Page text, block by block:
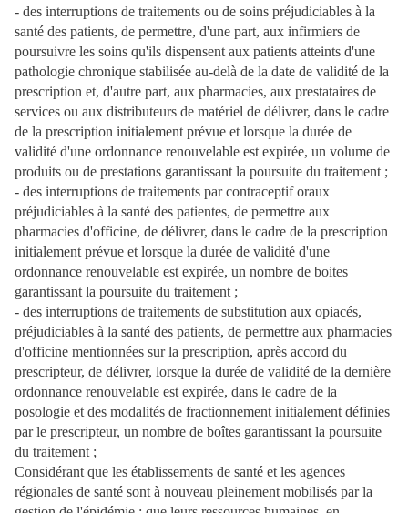
- des interruptions de traitements ou de soins préjudiciables à la
santé des patients, de permettre, d'une part, aux infirmiers de
poursuivre les soins qu'ils dispensent aux patients atteints d'une
pathologie chronique stabilisée au-delà de la date de validité de la
prescription et, d'autre part, aux pharmacies, aux prestataires de
services ou aux distributeurs de matériel de délivrer, dans le cadre
de la prescription initialement prévue et lorsque la durée de
validité d'une ordonnance renouvelable est expirée, un volume de
produits ou de prestations garantissant la poursuite du traitement ;
- des interruptions de traitements par contraceptif oraux
préjudiciables à la santé des patientes, de permettre aux
pharmacies d'officine, de délivrer, dans le cadre de la prescription
initialement prévue et lorsque la durée de validité d'une
ordonnance renouvelable est expirée, un nombre de boites
garantissant la poursuite du traitement ;
- des interruptions de traitements de substitution aux opiacés,
préjudiciables à la santé des patients, de permettre aux pharmacies
d'officine mentionnées sur la prescription, après accord du
prescripteur, de délivrer, lorsque la durée de validité de la dernière
ordonnance renouvelable est expirée, dans le cadre de la
posologie et des modalités de fractionnement initialement définies
par le prescripteur, un nombre de boîtes garantissant la poursuite
du traitement ;
Considérant que les établissements de santé et les agences
régionales de santé sont à nouveau pleinement mobilisés par la